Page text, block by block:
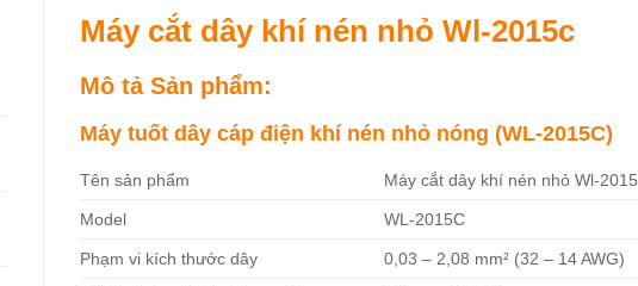
Máy cắt dây khí nén nhỏ Wl-2015c
Mô tả Sản phẩm:
Máy tuốt dây cáp điện khí nén nhỏ nóng (WL-2015C)
Tên sản phẩm Máy cắt dây khí nén nhỏ Wl-
Model WL-2015C
Phạm vi kích thước dây 0,03 – 2,08 mm² (32 – 14 AWG)